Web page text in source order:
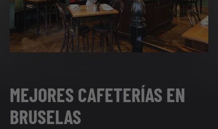
MEJORES CAFETERÍAS EN
BRUSELAS